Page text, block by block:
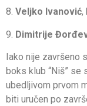
8. Veljko Ivanović,
9. Dimitrije
Iako nije završeno
boks klub “Niš” se
ubedljivom prvom
biti uručen po